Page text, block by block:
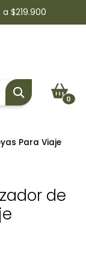
$219.900
0
Para Viaje
de